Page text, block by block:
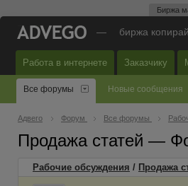
Биржа
— биржа
Работа в интернете Заказчику
Все форумы Новые сообщения
Адвего Форум Все форумы
Продажа статей —
Рабочие обсуждения / Продажа